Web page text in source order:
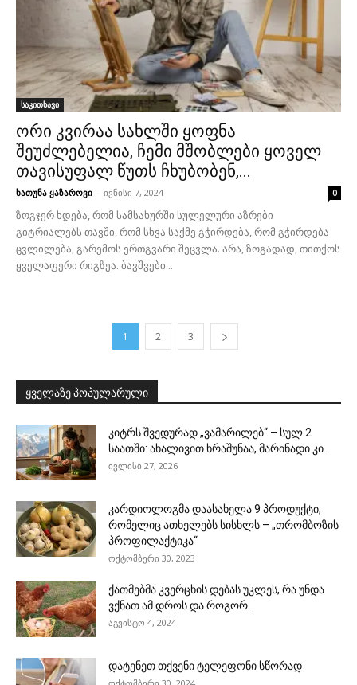
საკითხავი
ორი კვირაა სახლში ყოფნა
შეუძლებელია, ჩემი მშობლები ყოველ
თავისუფალ წუთს ჩხუბობენ,...
ხათუნა ყაზაროვი - ივნისი 7, 2024 0
ზოგჯერ ხდება, რომ სამსახურში სულელური აზრები
გიტრიალებს თავში, რომ სხვა საქმე გჭირდება, რომ გჭირდება
ცვლილება, გარემოს ერთგვარი შეცვლა. არა, ზოგადად, თითქოს
ყველაფერი რიგზეა. ბავშვები...
1 2 3
ყველაზე პოპულარული
კიტრს შვედურად „ვამარილებ“ – სულ 2
საათში: ახალივით ხრაშუნაა, მარინადი კი...
ივლისი 27, 2026
კარდიოლოგმა დაასახელა 9 პროდუქტი,
რომელიც ათხელებს სისხლს – „თრომბოზის
პროფილაქტიკა“
ოქტომბერი 30, 2023
ქათმებმა კვერცხის დებას უკლეს, რა უნდა
ვქნათ ამ დროს და როგორ...
აგვისტო 4, 2024
დატენეთ თქვენი ტელეფონი სწორად